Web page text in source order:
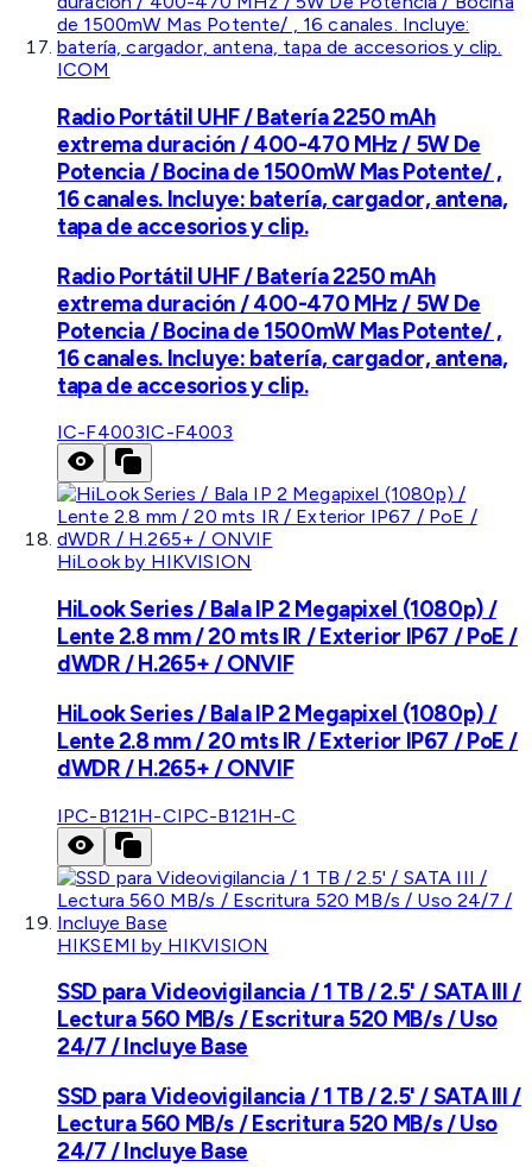
ICOM
Radio Portátil UHF / Batería 2250 mAh
extrema duración / 400-470 MHz / 5W De
Potencia / Bocina de 1500mW Mas Potente/ ,
16 canales. Incluye: batería, cargador, antena,
tapa de accesorios y clip.
Radio Portátil UHF / Batería 2250 mAh
extrema duración / 400-470 MHz / 5W De
Potencia / Bocina de 1500mW Mas Potente/ ,
16 canales. Incluye: batería, cargador, antena,
tapa de accesorios y clip.
IC-F4003IC-F4003
HiLook by HIKVISION
HiLook Series / Bala IP 2 Megapixel (1080p) /
Lente 2.8 mm / 20 mts IR / Exterior IP67 / PoE /
dWDR / H.265+ / ONVIF
HiLook Series / Bala IP 2 Megapixel (1080p) /
Lente 2.8 mm / 20 mts IR / Exterior IP67 / PoE /
dWDR / H.265+ / ONVIF
IPC-B121H-CIPC-B121H-C
HIKSEMI by HIKVISION
SSD para Videovigilancia / 1 TB / 2.5' / SATA III /
Lectura 560 MB/s / Escritura 520 MB/s / Uso
24/7 / Incluye Base
SSD para Videovigilancia / 1 TB / 2.5' / SATA III /
Lectura 560 MB/s / Escritura 520 MB/s / Uso
24/7 / Incluye Base